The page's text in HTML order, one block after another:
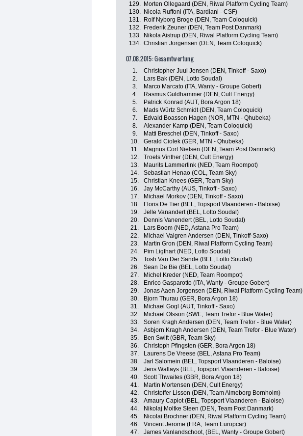
129.
Morten Ollegaard (DEN, Riwal Platform Cycling Team)
130.
Nicola Ruffoni (ITA, Bardiani - CSF)
131.
Rolf Nyborg Broge (DEN, Team Coloquick)
132.
Frederik Zeuner (DEN, Team Post Danmark)
133.
Nikola Aistrup (DEN, Riwal Platform Cycling Team)
134. Christian Jorgensen (DEN, Team Coloquick)
07.08.2015: Gesamtwertung
1. Christopher Juul Jensen (DEN, Tinkoff - Saxo)
2.
Lars Bak (DEN, Lotto Soudal)
3.
Marco Marcato (ITA, Wanty - Groupe Gobert)
4.
Rasmus Guldhammer (DEN, Cult Energy)
5.
Patrick Konrad (AUT, Bora Argon 18)
6.
Mads Würtz Schmidt (DEN, Team Coloquick)
7.
Edvald Boasson Hagen (NOR, MTN - Qhubeka)
8.
Alexander Kamp (DEN, Team Coloquick)
9.
Matti Breschel (DEN, Tinkoff - Saxo)
10.
Gerald Ciolek (GER, MTN - Qhubeka)
11.
Magnus Cort Nielsen (DEN, Team Post Danmark)
12.
Troels Vinther (DEN, Cult Energy)
13.
Maurits Lammertink (NED, Team Roompot)
14.
Sebastian Henao (COL, Team Sky)
15.
Christian Knees (GER, Team Sky)
16.
Jay McCarthy (AUS, Tinkoff - Saxo)
17.
Michael Morkov (DEN, Tinkoff - Saxo)
18.
Floris De Tier (BEL, Topsport Vlaanderen - Baloise)
19.
Jelle Vanandert (BEL, Lotto Soudal)
20.
Dennis Vanendert (BEL, Lotto Soudal)
21.
Lars Boom (NED, Astana Pro Team)
22.
Michael Valgren Andersen (DEN, Tinkoff-Saxo)
23.
Martin Gron (DEN, Riwal Platform Cycling Team)
24.
Pim Ligthart (NED, Lotto Soudal)
25.
Tosh Van Der Sande (BEL, Lotto Soudal)
26.
Sean De Bie (BEL, Lotto Soudal)
27.
Michel Kreder (NED, Team Roompot)
28.
Enrico Gasparotto (ITA, Wanty - Groupe Gobert)
29.
Jonas Aaen Jorgensen (DEN, Riwal Platform Cycling Team)
30.
Bjorn Thurau (GER, Bora Argon 18)
31.
Michael Gogl (AUT, Tinkoff - Saxo)
32.
Michael Olsson (SWE, Team Trefor - Blue Water)
33.
Soren Kragh Andersen (DEN, Team Trefor - Blue Water)
34.
Asbjorn Kragh Andersen (DEN, Team Trefor - Blue Water)
35.
Ben Swift (GBR, Team Sky)
36.
Christoph Pfingsten (GER, Bora Argon 18)
37.
Laurens De Vreese (BEL, Astana Pro Team)
38.
Jarl Salomein (BEL, Topsport Vlaanderen - Baloise)
39.
Jens Wallays (BEL, Topsport Vlaanderen - Baloise)
40.
Scott Thwaites (GBR, Bora Argon 18)
41.
Martin Mortensen (DEN, Cult Energy)
42.
Christoffer Lisson (DEN, Team Almeborg Bornholm)
43.
Amaury Capiot (BEL, Topsport Vlaanderen - Baloise)
44.
Nikolaj Moltke Steen (DEN, Team Post Danmark)
45.
Nicolai Brochner (DEN, Riwal Platform Cycling Team)
46.
Vincent Jerome (FRA, Team Europcar)
47.
James Vanlandschoot, (BEL, Wanty - Groupe Gobert)